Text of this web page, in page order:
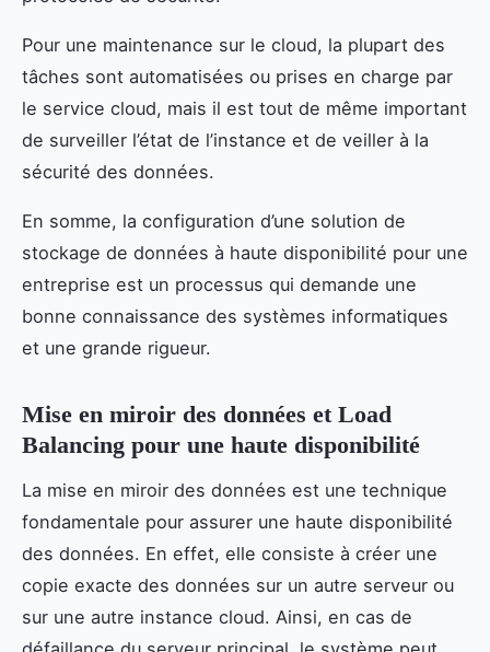
Pour une maintenance sur le cloud, la plupart des
tâches sont automatisées ou prises en charge par
le service cloud, mais il est tout de même important
de surveiller l’état de l’instance et de veiller à la
sécurité des données.
En somme, la configuration d’une solution de
stockage de données à haute disponibilité pour une
entreprise est un processus qui demande une
bonne connaissance des systèmes informatiques
et une grande rigueur.
Mise en miroir des données et Load
Balancing pour une haute disponibilité
La mise en miroir des données est une technique
fondamentale pour assurer une haute disponibilité
des données. En effet, elle consiste à créer une
copie exacte des données sur un autre serveur ou
sur une autre instance cloud. Ainsi, en cas de